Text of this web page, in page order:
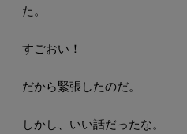
た。
すごおい！
だから緊張したのだ。
しかし、いい話だったな。